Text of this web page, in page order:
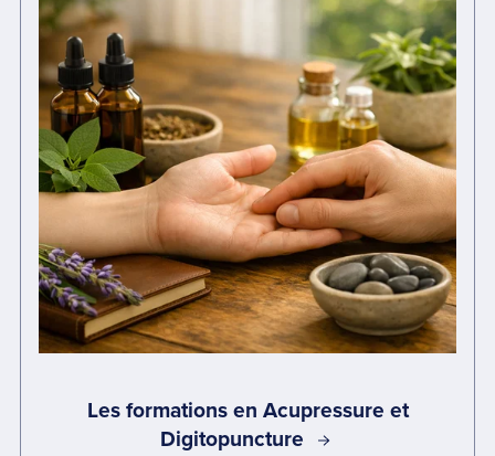
Les formations en Acupressure et
Digitopuncture